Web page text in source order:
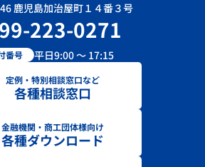
鹿児島加治屋町１４番３号
223-0271
番号 平日9:00 ～ 17:15
定例・特別相談窓口など
各種相談窓口
金融機関・商工団体様向け
各種ダウンロード